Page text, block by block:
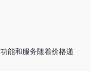
能和服务随着价格递